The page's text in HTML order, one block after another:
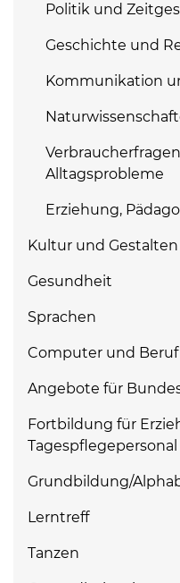
Politik und
Geschichte und
Kommunikation
Alltagsprobleme
Erziehung,
Kultur und Gestalten
Gesundheit
Sprachen
Computer und Beruf
Angebote für
Fortbildung für
Tagespflegepersonal
Grundbildung/
Lerntreff
Tanzen